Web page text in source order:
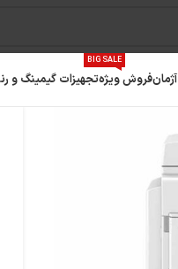
آژمانفروش ویژه
BIG SALE
تجهیزات گیمینگ و